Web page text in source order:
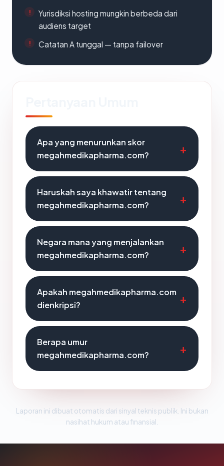
Yurisdiksi hosting mungkin berbeda dari
audiens target
Catatan A tunggal — tanpa failover
Apa yang menurunkan skor
megahmedikapharma.com?
Haruskah saya khawatir tentang
megahmedikapharma.com?
Negara mana yang menjalankan
megahmedikapharma.com?
Apakah megahmedikapharma.com
dienkripsi?
Berapa umur
megahmedikapharma.com?
Laporan ini dibuat otomatis dari sinyal teknis publik. Ini bukan
nasihat hukum atau finansial.